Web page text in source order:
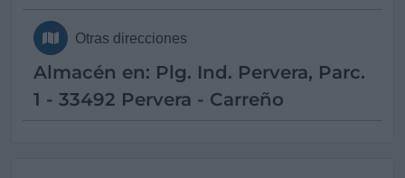
Otras direcciones
Almacén en: Plg. Ind. Pervera, Parc.
1 - 33492 Pervera - Carreño